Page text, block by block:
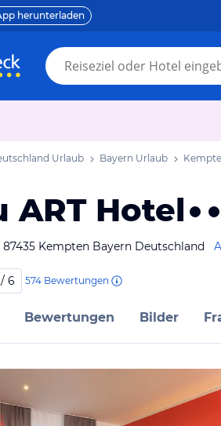
herunterladen
Urlaub Bayern Urlaub
ART Hotel
87435 Kempten Bayern Deutschland
/ 6 574 Bewertungen
Bewertungen Bilder